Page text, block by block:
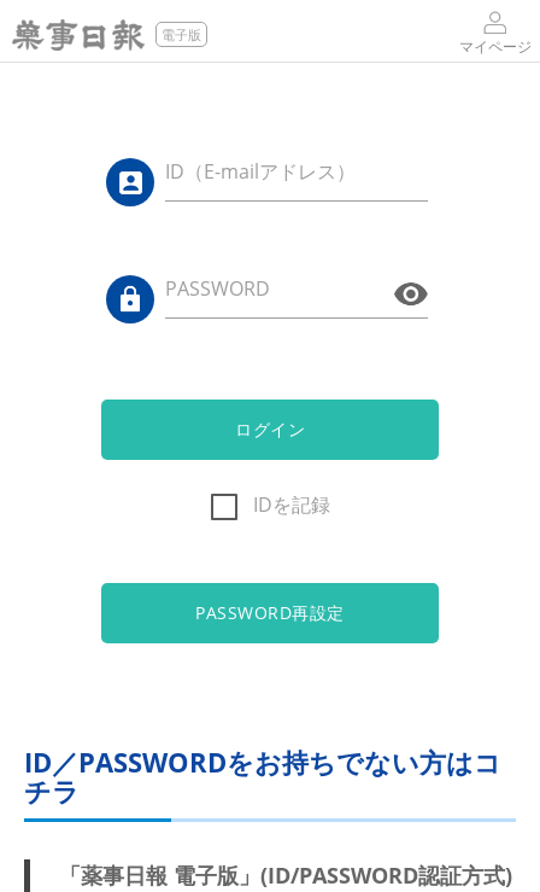
電子版
マイページ
ID（E-mailアドレス）
PASSWORD
ログイン
IDを記録
PASSWORD再設定
ID／PASSWORDをお持ちでない方はコ
チラ
「薬事日報 電子版」(ID/PASSWORD認証方式)